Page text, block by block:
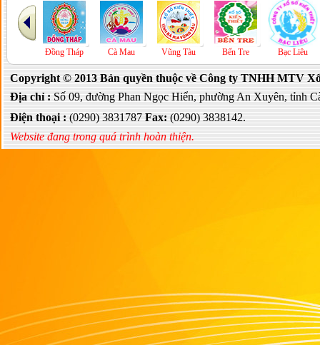
Cà Mau Vũng Tàu Bến Tre Bạc Liêu Đồng Nai
Copyright © 2013 Bản quyền thuộc về Công ty TNHH MTV
Địa chỉ : Số 09, đường Phan Ngọc Hiển, phường An Xuyên, tỉnh
Điện thoại : (0290) 3831787 Fax: (0290) 3838142.
Website đang trong quá trình hoàn thiện.